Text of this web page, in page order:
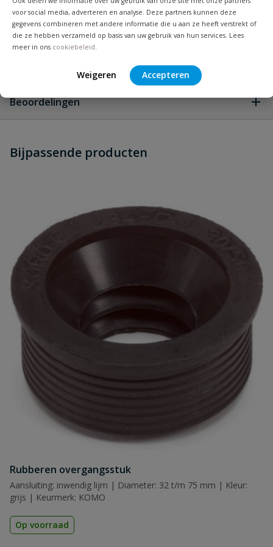
voor social media, adverteren en analyse. Deze partners kunnen deze
gegevens combineren met andere informatie die u aan ze heeft verstrekt of
die ze hebben verzameld op basis van uw gebruik van hun services. Lees
meer in ons cookiebeleid
Weigeren Accepteren
Materiaal PVC
dit product?
Beoordelingen
Schrijf zelf een beoordeling
Uw waardering:
Samenvatting
Beoordeling
Beoordeling versturen
Bijpassende producten
Rubberen overgangsstuk
Aansluiting: inwendig lijm | Diameter: 32 t/m 75 mm | Kleur:
grijs | Keurmerk: KOMO
Op voorraad